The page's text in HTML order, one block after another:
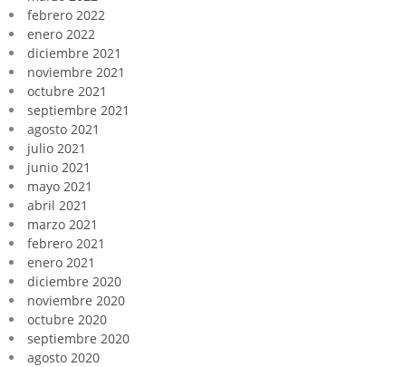
febrero 2022
enero 2022
diciembre 2021
noviembre 2021
octubre 2021
septiembre 2021
agosto 2021
julio 2021
junio 2021
mayo 2021
abril 2021
marzo 2021
febrero 2021
enero 2021
diciembre 2020
noviembre 2020
octubre 2020
septiembre 2020
agosto 2020